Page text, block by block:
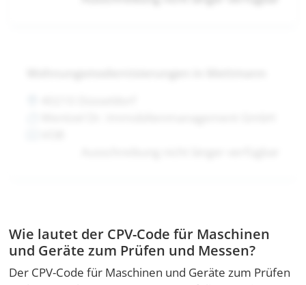
Wie lautet der CPV-Code für Maschinen
und Geräte zum Prüfen und Messen?
Der CPV-Code für Maschinen und Geräte zum Prüfen